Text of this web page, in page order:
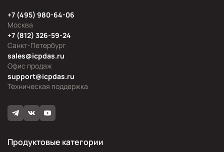
Москва
+7 (495) 980-64-06
Офис продаж
sales@icpdas.ru
Санкт-Петербург
+7 (812) 326-59-24
Техническая поддержка
support@icpdas.ru
Продуктовые категории